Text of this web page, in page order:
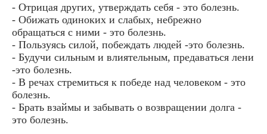
- Отрицая других, утверждать себя - это болезнь.
- Обижать одиноких и слабых, небрежно
обращаться с ними - это болезнь.
- Пользуясь силой, побеждать людей -это болезнь.
- Будучи сильным и влиятельным, предаваться лени
-это болезнь.
- В речах стремиться к победе над человеком - это
болезнь.
- Брать взаймы и забывать о возвращении долга -
это болезнь.